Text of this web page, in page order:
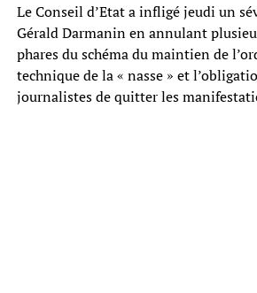
Le Conseil d’Etat a infligé jeudi un
Gérald Darmanin en annulant
phares du schéma du maintien de
technique de la « nasse » et
journalistes de quitter les